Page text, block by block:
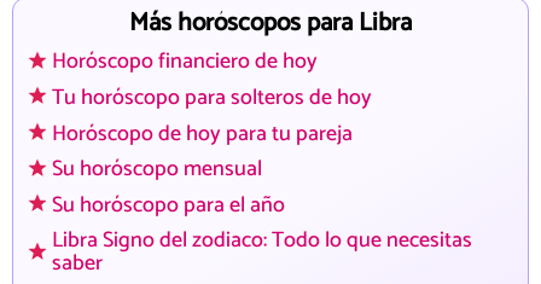
Más horóscopos para Libra
Horóscopo financiero de hoy
Tu horóscopo para solteros de hoy
Horóscopo de hoy para tu pareja
Su horóscopo mensual
Su horóscopo para el año
Libra Signo del zodiaco: Todo lo que necesitas
saber